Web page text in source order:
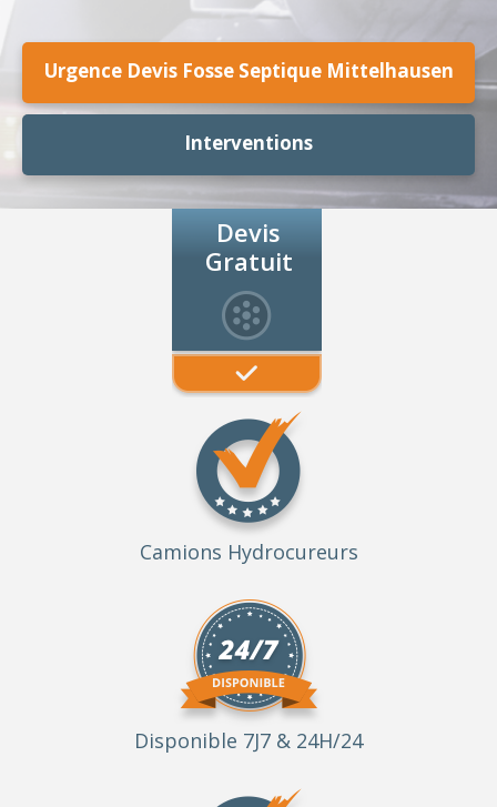
Urgence Devis Fosse Septique Mittelhausen
Interventions
Devis
Gratuit
Camions Hydrocureurs
Disponible 7J7 & 24H/24